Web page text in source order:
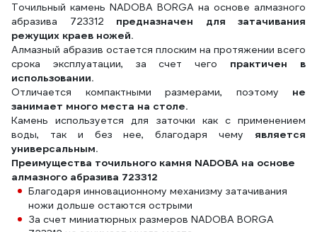
Точильный камень NADOBA BORGA на основе алмазного
абразива 723312 предназначен для затачивания
режущих краев ножей.
Алмазный абразив остается плоским на протяжении всего
срока эксплуатации, за счет чего практичен в
использовании.
Отличается компактными размерами, поэтому не
занимает много места на столе.
Камень используется для заточки как с применением
воды, так и без нее, благодаря чему является
универсальным.
Преимущества точильного камня NADOBA на основе
алмазного абразива 723312
Благодаря инновационному механизму затачивания
ножи дольше остаются острыми
За счет миниатюрных размеров NADOBA BORGA